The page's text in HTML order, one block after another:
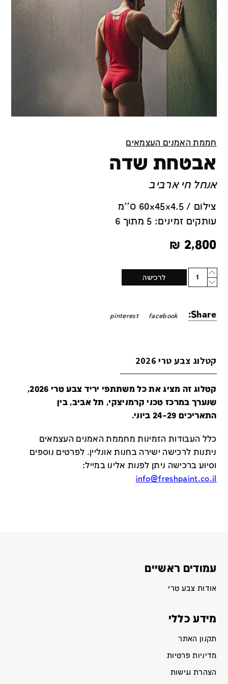
חממת האמנים העצמאים
אבטחת שדה
אנחל חי ארביב
צילום / 60x45x4.5 ס''מ
עותקים זמינים: 5 מתוך 6
2,800
₪
Quantity
לרכישה
Share:
facebook
pinterest
קטלוג צבע טרי 2026
קטלוג זה מציג את כל משתתפי יריד צבע טרי 2026,
שנערך במרכז טכני קרמניצקי, תל אביב, בין
התאריכים 24-29 ביוני.
כלל העבודות הזמינות מחממת האמנים העצמאים
ניתנות לרכישה ישירה בחנות אונליין. לפרטים נוספים
וסיוע ברכישה ניתן לפנות אלינו במייל:
info@freshpaint.co.il
עמודים ראשיים
אודות צבע טרי
מידע כללי
תקנון האתר
מדיניות פרטיות
הצהרת נגישות